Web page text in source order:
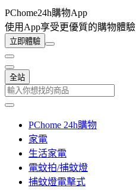
PChome24h購物App
使用App享受更優質的購物體驗
立即體驗
全站
PChome 24h購物
家電
生活家電
電蚊拍/捕蚊燈
捕蚊燈電擊式